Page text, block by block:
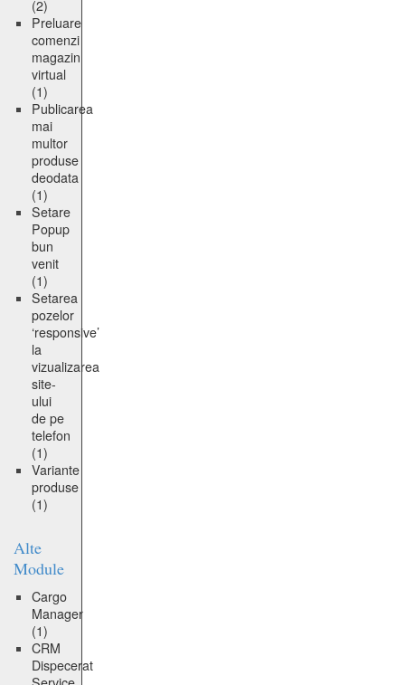
(2)
Preluare
comenzi
magazin
virtual
(1)
Publicarea
mai
multor
produse
deodata
(1)
Setare
Popup
bun
venit
(1)
Setarea
pozelor
‘responsive’
la
vizualizarea
site-
ului
de pe
telefon
(1)
Variante
produse
(1)
Alte
Module
Cargo
Manager
(1)
CRM
Dispecerat